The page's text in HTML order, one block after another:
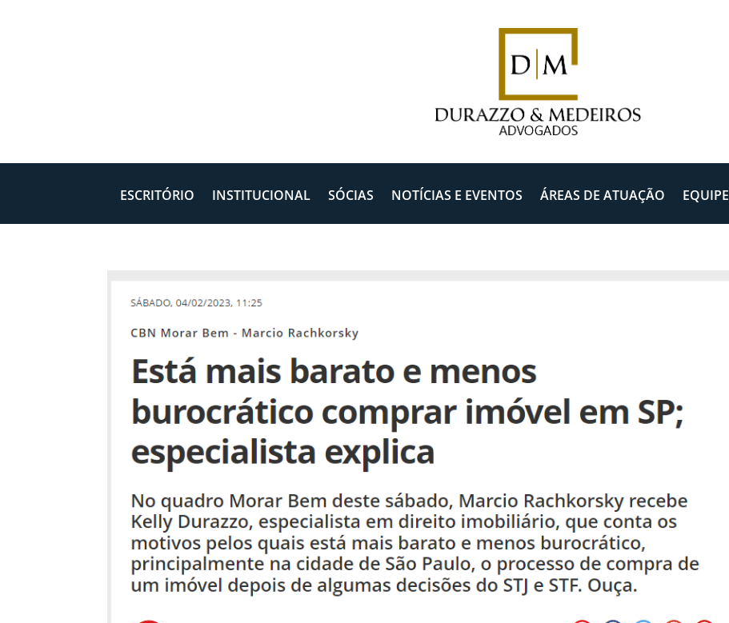
ESCRITÓRIO INSTITUCIONAL SÓCIAS NOTÍCIAS E EVENTOS ÁREAS DE ATUAÇÃO EQUIPE